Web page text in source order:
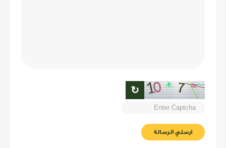
↻
ارسلي الرسالة